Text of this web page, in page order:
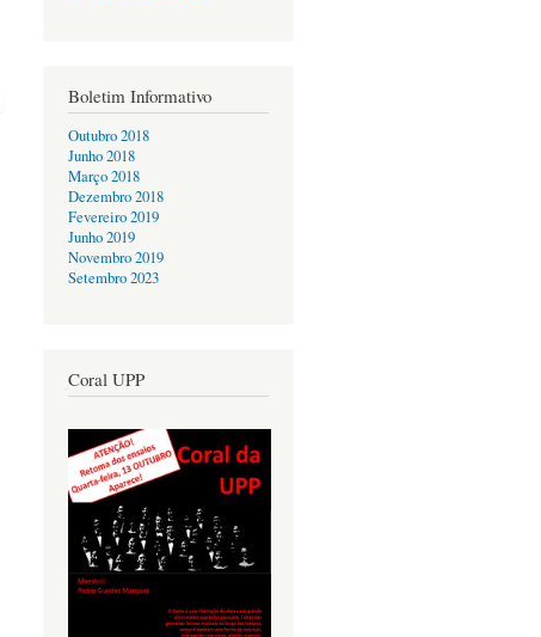
Boletim Informativo
Outubro 2018
Junho 2018
Março 2018
Dezembro 2018
Fevereiro 2019
Junho 2019
Novembro 2019
Setembro 2023
Coral UPP